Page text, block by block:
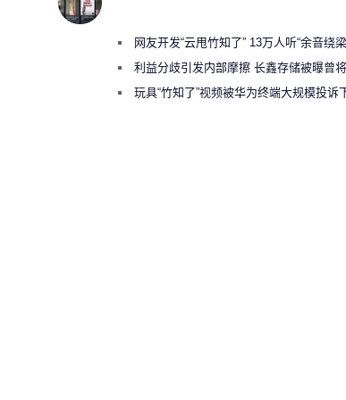
网友开发“云甩竹知了” 13万人听“余音绕
利益分歧引发内部摩擦 长鑫存储被曝曾
师驱逐出研发基地
玩具“竹知了”视频被华为终端大规模投诉